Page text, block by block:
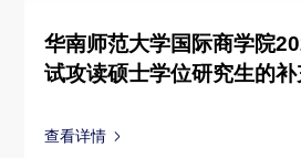
华南师范大学国际商学院
试攻读硕士学位研究生的补
查看详情